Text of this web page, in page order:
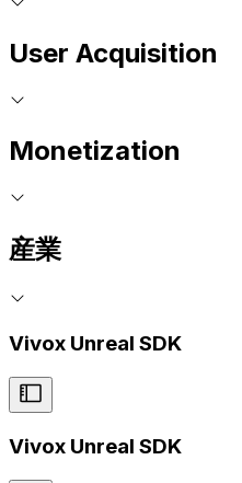
User Acquisition
Monetization
産業
Vivox Unreal SDK
Vivox Unreal SDK